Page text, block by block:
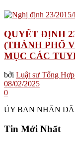
QUYẾT ĐỊNH
(THÀNH PHỐ
MỤC CÁC
bởi Luật sư Tổng
08/02/2025
0
ỦY BAN NHÂN
Tin Mới Nhất